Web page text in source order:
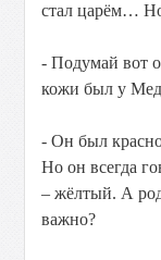
стал царём…
- Подумай вот
кожи был у
- Он был
Но он всегда
– жёлтый. А
важно?